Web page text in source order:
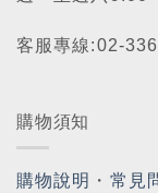
客服專線:02-
購物須知
購物說明 ・ 常見